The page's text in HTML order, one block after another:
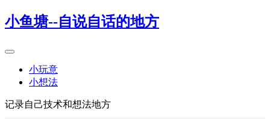
小鱼塘--自说自话的地方
小玩意
小想法
记录自己技术和想法地方